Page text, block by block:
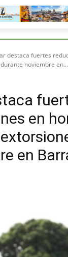
destaca fuertes
noviembre en...
en
en